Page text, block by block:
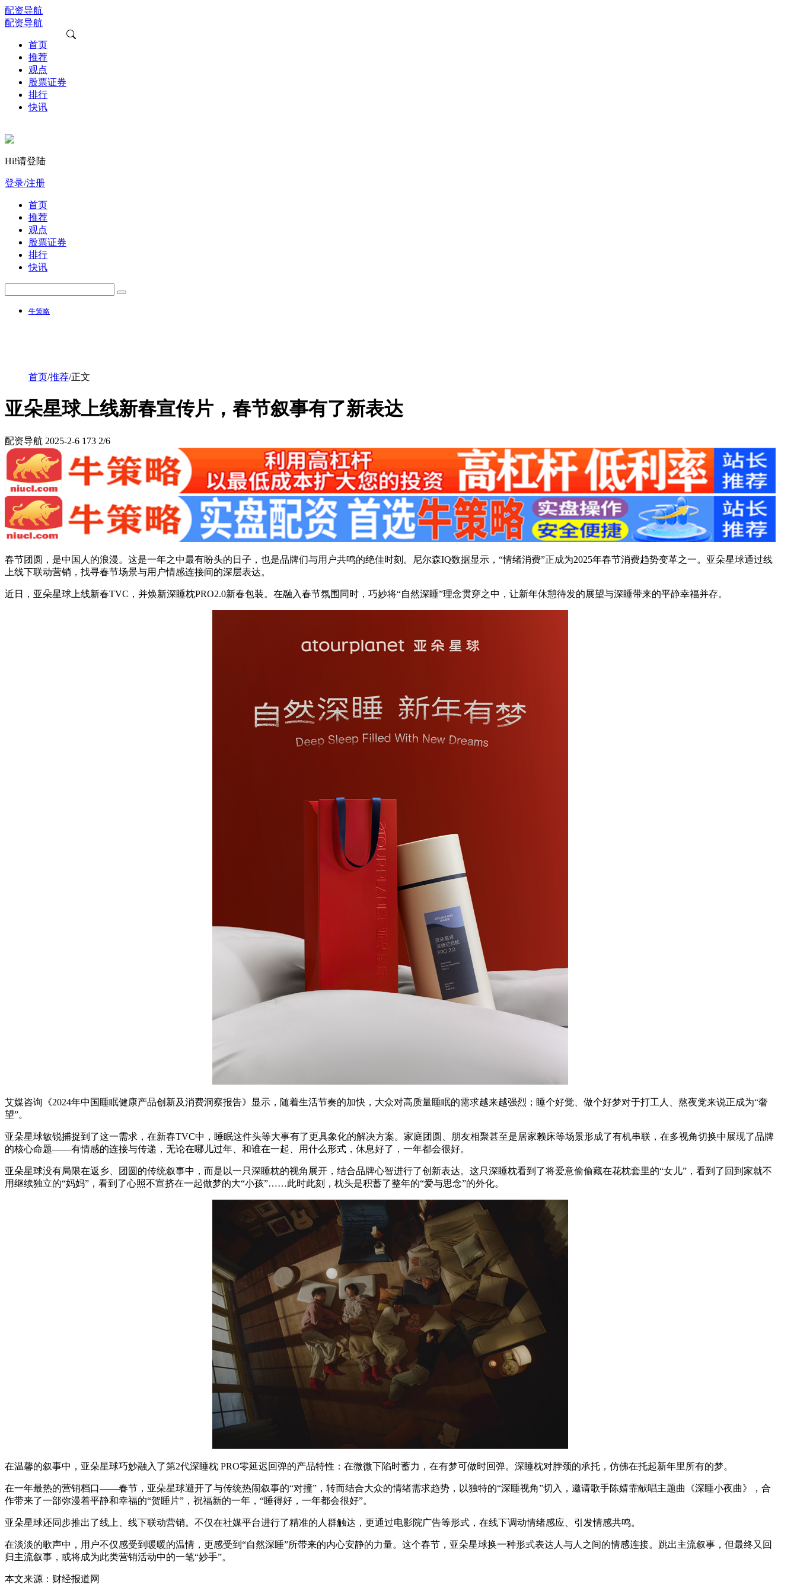
配资导航
配资导航
首页
推荐
观点
股票证券
排行
快讯
Hi!请登陆
登录/注册
首页
推荐
观点
股票证券
排行
快讯
牛策略
首页/推荐/正文
亚朵星球上线新春宣传片，春节叙事有了新表达
配资导航 2025-2-6 173 2/6
春节团圆，是中国人的浪漫。这是一年之中最有盼头的日子，也是品牌们与用户共鸣的绝佳时刻。尼尔森IQ数据显示，“情绪消费”正成为2025年春节消费趋势变革之一。亚朵星球通过线
上线下联动营销，找寻春节场景与用户情感连接间的深层表达。
近日，亚朵星球上线新春TVC，并焕新深睡枕PRO2.0新春包装。在融入春节氛围同时，巧妙将“自然深睡”理念贯穿之中，让新年休憩待发的展望与深睡带来的平静幸福并存。
艾媒咨询《2024年中国睡眠健康产品创新及消费洞察报告》显示，随着生活节奏的加快，大众对高质量睡眠的需求越来越强烈；睡个好觉、做个好梦对于打工人、熬夜党来说正成为“奢
望”。
亚朵星球敏锐捕捉到了这一需求，在新春TVC中，睡眠这件头等大事有了更具象化的解决方案。家庭团圆、朋友相聚甚至是居家赖床等场景形成了有机串联，在多视角切换中展现了品牌
的核心命题——有情感的连接与传递，无论在哪儿过年、和谁在一起、用什么形式，休息好了，一年都会很好。
亚朵星球没有局限在返乡、团圆的传统叙事中，而是以一只深睡枕的视角展开，结合品牌心智进行了创新表达。这只深睡枕看到了将爱意偷偷藏在花枕套里的“女儿”，看到了回到家就不
用继续独立的“妈妈”，看到了心照不宣挤在一起做梦的大“小孩”……此时此刻，枕头是积蓄了整年的“爱与思念”的外化。
在温馨的叙事中，亚朵星球巧妙融入了第2代深睡枕 PRO零延迟回弹的产品特性：在微微下陷时蓄力，在有梦可做时回弹。深睡枕对脖颈的承托，仿佛在托起新年里所有的梦。
在一年最热的营销档口——春节，亚朵星球避开了与传统热闹叙事的“对撞”，转而结合大众的情绪需求趋势，以独特的“深睡视角”切入，邀请歌手陈婧霏献唱主题曲《深睡小夜曲》，合
作带来了一部弥漫着平静和幸福的“贺睡片”，祝福新的一年，“睡得好，一年都会很好”。
亚朵星球还同步推出了线上、线下联动营销。不仅在社媒平台进行了精准的人群触达，更通过电影院广告等形式，在线下调动情绪感应、引发情感共鸣。
在淡淡的歌声中，用户不仅感受到暖暖的温情，更感受到“自然深睡”所带来的内心安静的力量。这个春节，亚朵星球换一种形式表达人与人之间的情感连接。跳出主流叙事，但最终又回
归主流叙事，或将成为此类营销活动中的一笔“妙手”。
本文来源：财经报道网